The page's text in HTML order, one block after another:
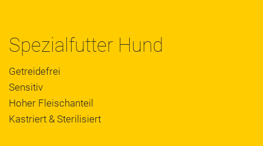
Spezialfutter Hund
Getreidefrei
Sensitiv
Hoher Fleischanteil
Kastriert & Sterilisiert